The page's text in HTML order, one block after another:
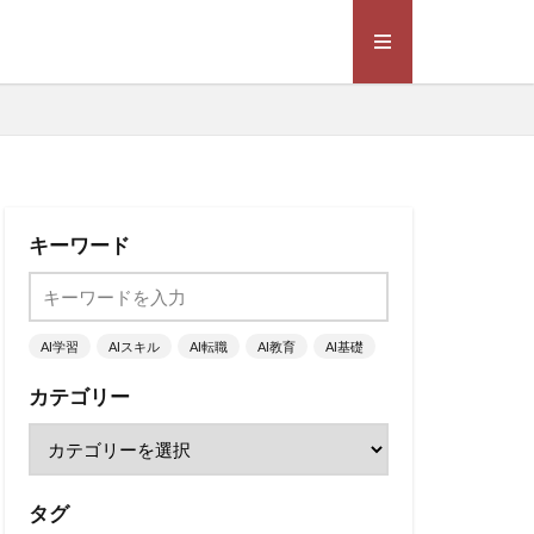
キーワード
AI学習 AIスキル AI転職 AI教育 AI基礎
カテゴリー
タグ